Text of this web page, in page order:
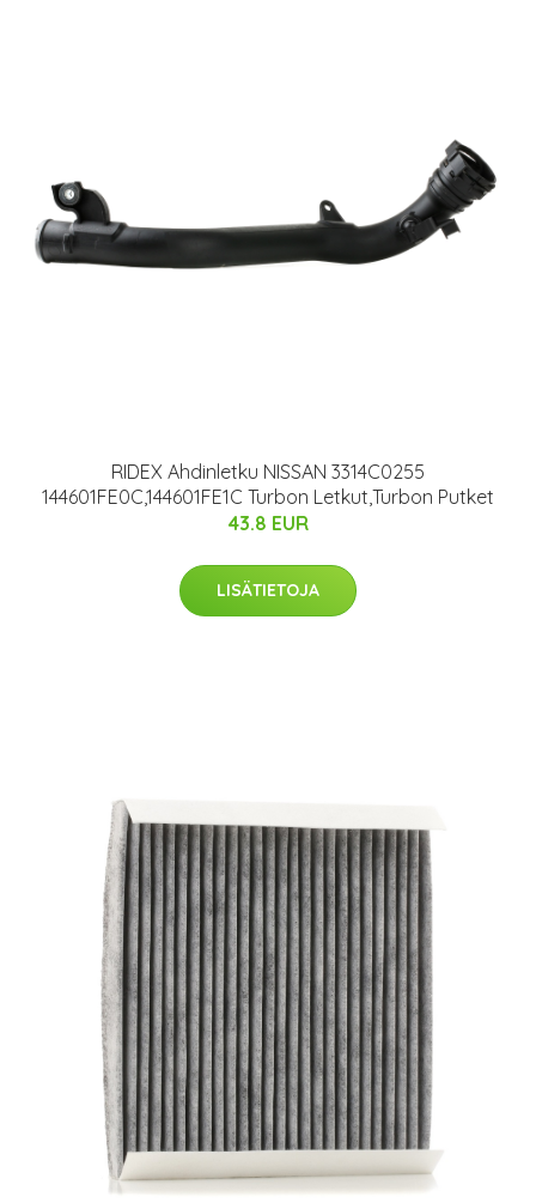
RIDEX Ahdinletku NISSAN 3314C0255
144601FE0C,144601FE1C Turbon Letkut,Turbon Putket
43.8 EUR
LISÄTIETOJA